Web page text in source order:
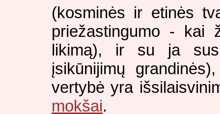
(kosminės ir etinės
priežastingumo - kai
likimą), ir su ja
įsikūnijimų
vertybė yra
mokšai.